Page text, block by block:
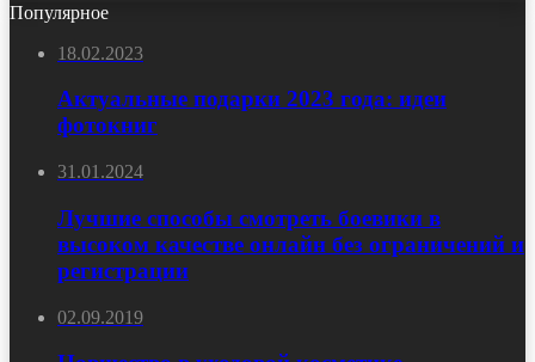
Популярное
18.02.2023
Актуальные подарки 2023 года: идеи
фотокниг
31.01.2024
Лучшие способы смотреть боевики в
высоком качестве онлайн без ограничений и
регистрации
02.09.2019